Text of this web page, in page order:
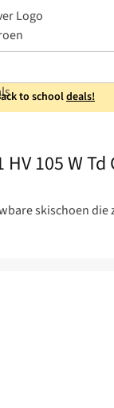
to schooldeals!
HV 105 W Td
skischoen die